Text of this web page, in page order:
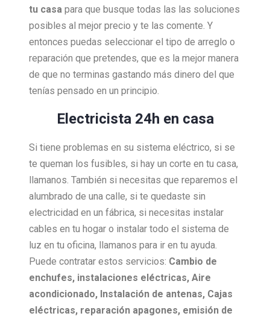
tu casa para que busque todas las las soluciones
posibles al mejor precio y te las comente. Y
entonces puedas seleccionar el tipo de arreglo o
reparación que pretendes, que es la mejor manera
de que no terminas gastando más dinero del que
tenías pensado en un principio.
Electricista 24h en casa
Si tiene problemas en su sistema eléctrico, si se
te queman los fusibles, si hay un corte en tu casa,
llamanos. También si necesitas que reparemos el
alumbrado de una calle, si te quedaste sin
electricidad en un fábrica, si necesitas instalar
cables en tu hogar o instalar todo el sistema de
luz en tu oficina, llamanos para ir en tu ayuda.
Puede contratar estos servicios: Cambio de
enchufes, instalaciones eléctricas, Aire
acondicionado, Instalación de antenas, Cajas
eléctricas, reparación apagones, emisión de